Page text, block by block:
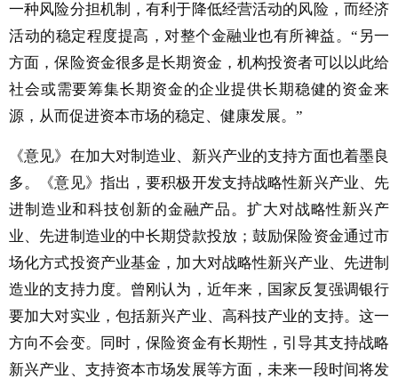
一种风险分担机制，有利于降低经营活动的风险，而经济
活动的稳定程度提高，对整个金融业也有所裨益。“另一
方面，保险资金很多是长期资金，机构投资者可以以此给
社会或需要筹集长期资金的企业提供长期稳健的资金来
源，从而促进资本市场的稳定、健康发展。”
《意见》在加大对制造业、新兴产业的支持方面也着墨良
多。《意见》指出，要积极开发支持战略性新兴产业、先
进制造业和科技创新的金融产品。扩大对战略性新兴产
业、先进制造业的中长期贷款投放；鼓励保险资金通过市
场化方式投资产业基金，加大对战略性新兴产业、先进制
造业的支持力度。曾刚认为，近年来，国家反复强调银行
要加大对实业，包括新兴产业、高科技产业的支持。这一
方向不会变。同时，保险资金有长期性，引导其支持战略
新兴产业、支持资本市场发展等方面，未来一段时间将发